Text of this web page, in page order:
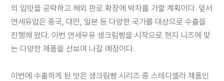
아
이
어
안
의 입맛을 공략하고 해외 판로 확장에 박차를 가할 계획이다. 앞서
연세유업은 중국, 대만, 일본 등 다양한 국가를 대상으로 수출을
진행해 왔다. 이번 연세우유 생크림빵을 시작으로 현지 니즈에 맞
는 다양한 제품을 선보여 나갈 예정이다.
이번에 수출하게 된 맛은 생크림빵 시리즈 중 스테디셀러 제품인